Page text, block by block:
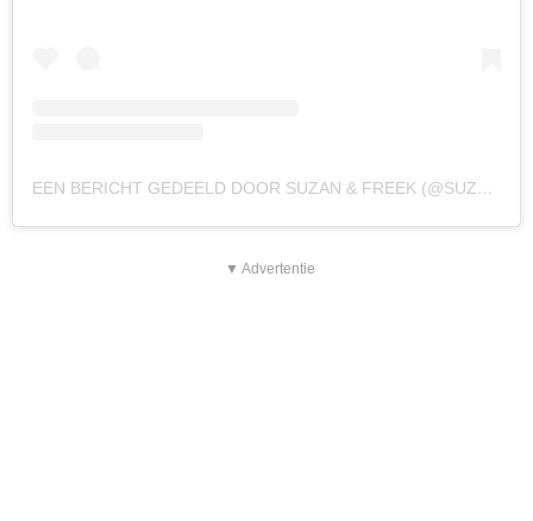
EEN BERICHT GEDEELD DOOR SUZAN & FREEK (@SUZANENFREEK)
▼ Advertentie